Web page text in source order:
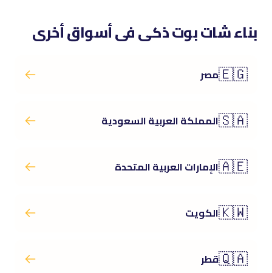
بناء شات بوت ذكى فى أسواق أخرى
🇪🇬مصر
🇸🇦المملكة العربية السعودية
🇦🇪الإمارات العربية المتحدة
🇰🇼الكويت
🇶🇦قطر